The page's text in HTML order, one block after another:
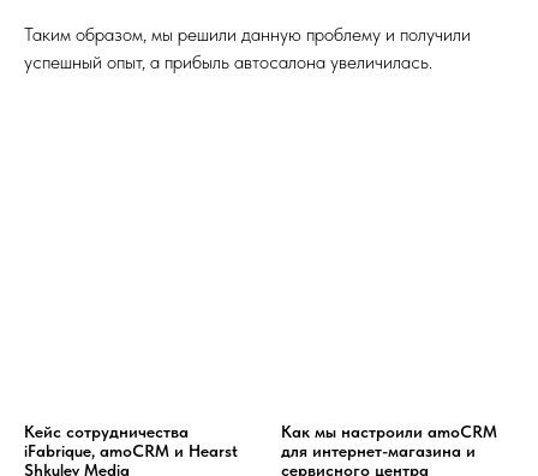
Таким образом, мы решили данную проблему и получили
успешный опыт, а прибыль автосалона увеличилась.
Кейс сотрудничества
iFabrique, amoCRM и Hearst
Shkulev Media
Как мы настроили amoCRM
для интернет-магазина и
сервисного центра